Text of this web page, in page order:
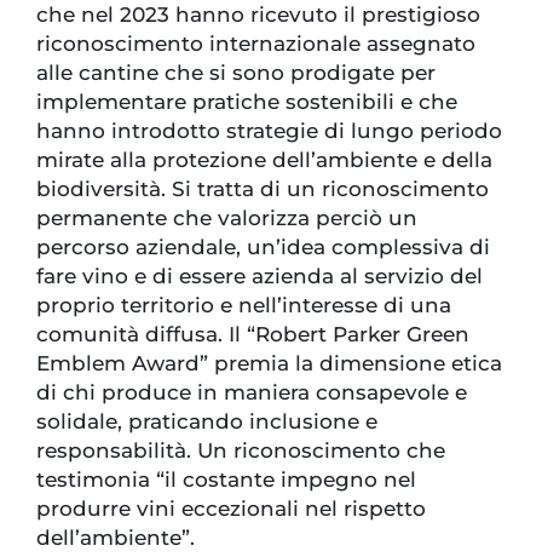
che nel 2023 hanno ricevuto il prestigioso
riconoscimento internazionale assegnato
alle cantine che si sono prodigate per
implementare pratiche sostenibili e che
hanno introdotto strategie di lungo periodo
mirate alla protezione dell’ambiente e della
biodiversità. Si tratta di un riconoscimento
permanente che valorizza perciò un
percorso aziendale, un’idea complessiva di
fare vino e di essere azienda al servizio del
proprio territorio e nell’interesse di una
comunità diffusa. Il “Robert Parker Green
Emblem Award” premia la dimensione etica
di chi produce in maniera consapevole e
solidale, praticando inclusione e
responsabilità. Un riconoscimento che
testimonia “il costante impegno nel
produrre vini eccezionali nel rispetto
dell’ambiente”.